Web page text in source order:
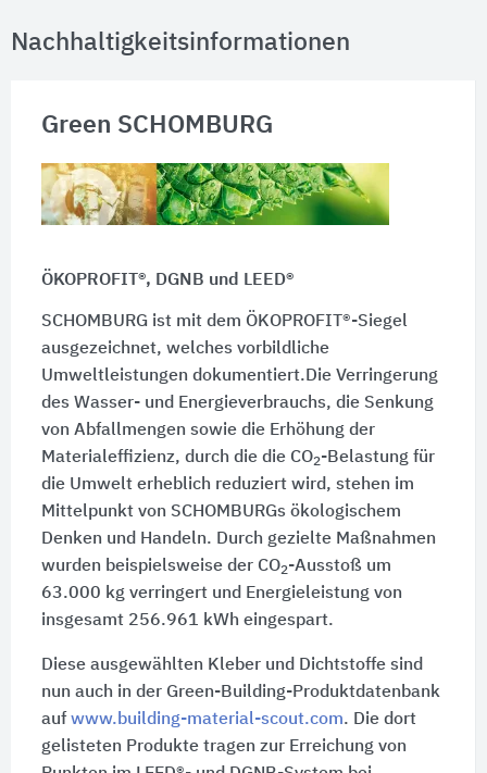
Nachhaltigkeitsinformationen
Green SCHOMBURG
ÖKOPROFIT®, DGNB und LEED®
SCHOMBURG ist mit dem ÖKOPROFIT®-Siegel
ausgezeichnet, welches vorbildliche
Umweltleistungen dokumentiert.Die Verringerung
des Wasser- und Energieverbrauchs, die Senkung
von Abfallmengen sowie die Erhöhung der
Materialeffizienz, durch die die CO2-Belastung für
die Umwelt erheblich reduziert wird, stehen im
Mittelpunkt von SCHOMBURGs ökologischem
Denken und Handeln. Durch gezielte Maßnahmen
wurden beispielsweise der CO2-Ausstoß um
63.000 kgverringert und Energieleistung von
insgesamt 256.961 kWh eingespart.
Diese ausgewählten Kleber und Dichtstoffe sind
nun auch in der Green-Building-Produktdatenbank
aufwww.building-material-scout.com. Die dort
gelisteten Produkte tragen zur Erreichung von